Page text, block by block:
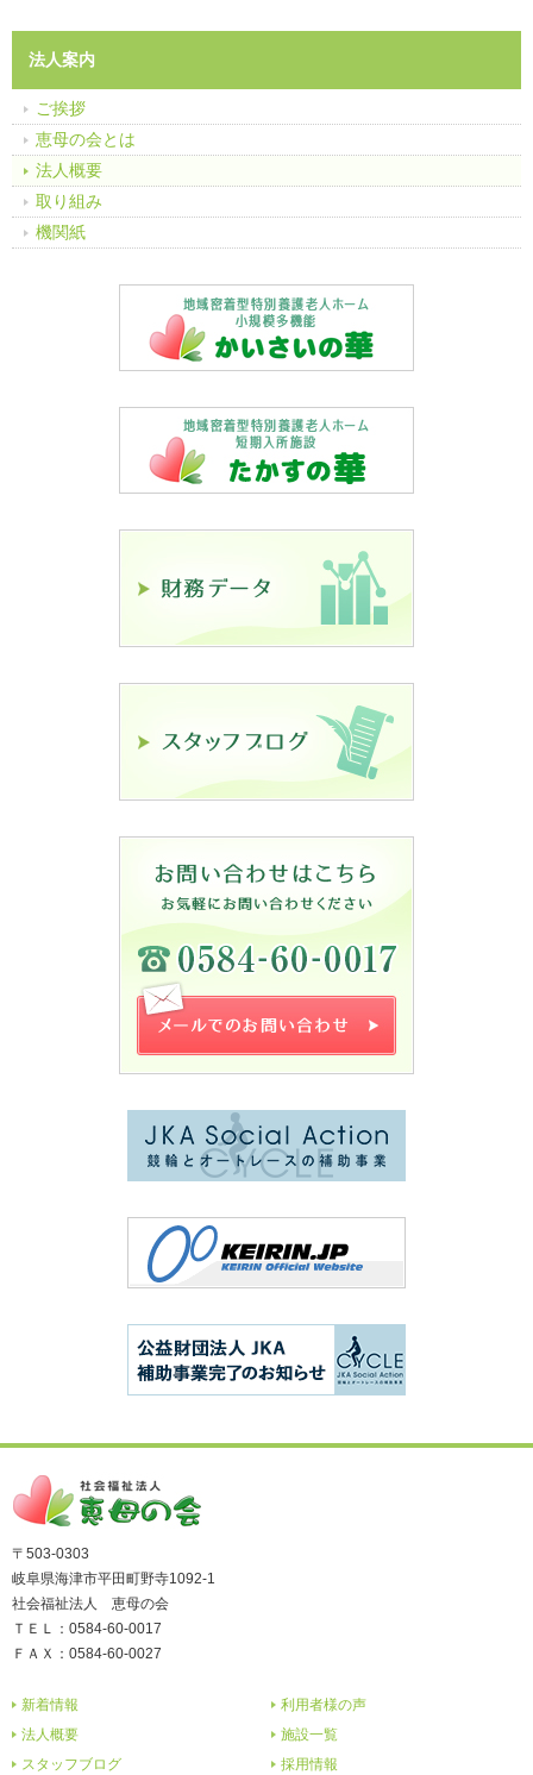
法人案内
ご挨拶
恵母の会とは
法人概要
取り組み
機関紙
〒503-0303
岐阜県海津市平田町野寺1092-1
社会福祉法人 恵母の会
ＴＥＬ：0584-60-0017
ＦＡＸ：0584-60-0027
新着情報
利用者様の声
法人概要
施設一覧
スタッフブログ
採用情報